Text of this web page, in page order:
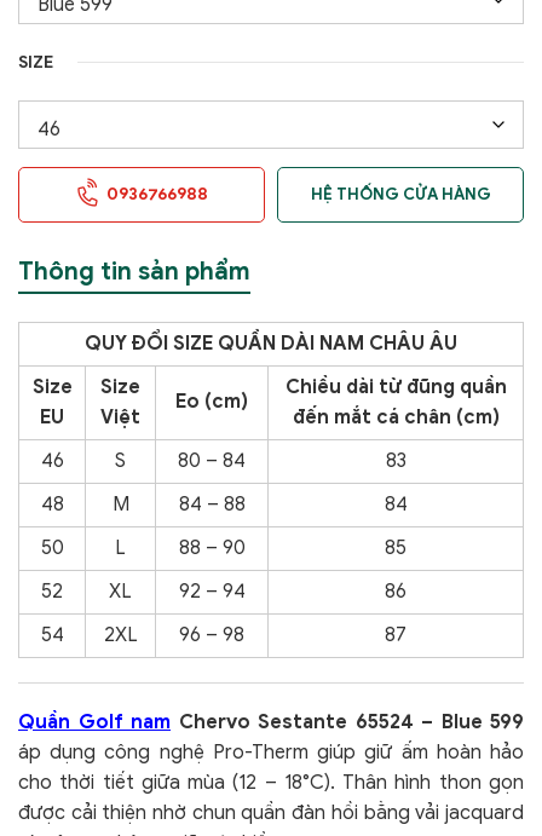
SIZE
0936766988 HỆ THỐNG CỬA HÀNG
Thông tin sản phẩm
QUY ĐỔI SIZE QUẦN DÀI NAM CHÂU ÂU
Size
EU
Size
Việt
Eo (cm)
Chiều dài từ đũng quần
đến mắt cá chân (cm)
46
S 80 – 84
83
48
M 84 – 88
84
50
L 88 – 90
85
52
XL 92 – 94
86
54
2XL 96 – 98 87
Quần Golf nam Chervo Sestante 65524 – Blue 599
áp dụng công nghệ Pro-Therm giúp giữ ấm hoàn hảo
cho thời tiết giữa mùa (12 – 18°C). Thân hình thon gọn
được cải thiện nhờ chun quần đàn hồi bằng vải jacquard